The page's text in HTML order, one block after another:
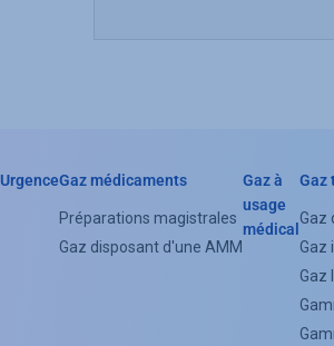
Header
Categorie
UrgenceGaz médicaments
Préparations magistrales
Gaz disposant d'une AMM
Gaz à
usage
médical
Gaz
Gaz
Gaz
Gaz